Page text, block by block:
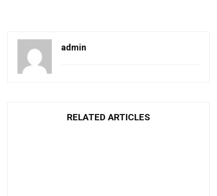
admin
RELATED ARTICLES